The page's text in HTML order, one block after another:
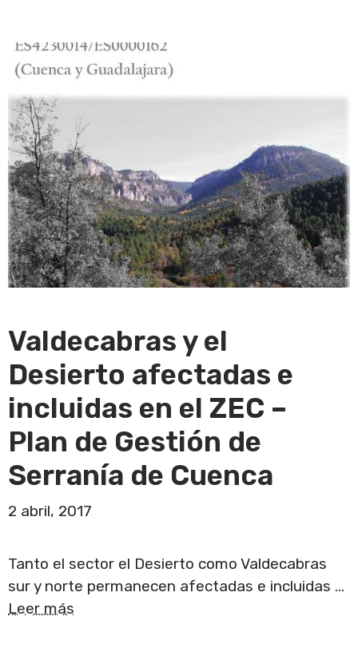
Valdecabras y el
Desierto afectadas e
incluidas en el ZEC –
Plan de Gestión de
Serranía de Cuenca
2 abril, 2017
Tanto el sector el Desierto como Valdecabras
sur y norte permanecen afectadas e incluidas …
Leer más